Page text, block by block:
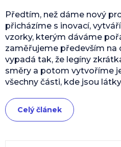
Předtím, než dáme nový
přicházíme s inovací,
vzorky, kterým dáváme
zaměřujeme především na
vypadá tak, že legíny
směry a potom vytvoříme
všechny části, kde jsou
Celý článek